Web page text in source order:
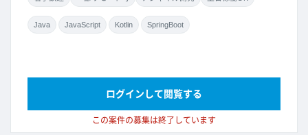
Java JavaScript Kotlin SpringBoot
この案件の募集は終了しています
ログインして閲覧する